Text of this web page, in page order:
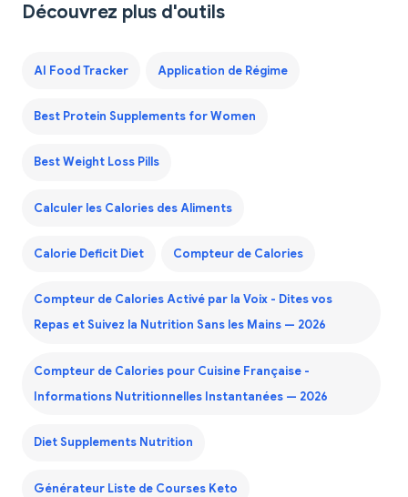
Découvrez plus d'outils
AI Food Tracker Application de Régime
Best Protein Supplements for Women
Best Weight Loss Pills
Calculer les Calories des Aliments
Calorie Deficit Diet Compteur de Calories
Compteur de Calories Activé par la Voix - Dites vos
Repas et Suivez la Nutrition Sans les Mains — 2026
Compteur de Calories pour Cuisine Française -
Informations Nutritionnelles Instantanées — 2026
Diet Supplements Nutrition
Générateur Liste de Courses Keto